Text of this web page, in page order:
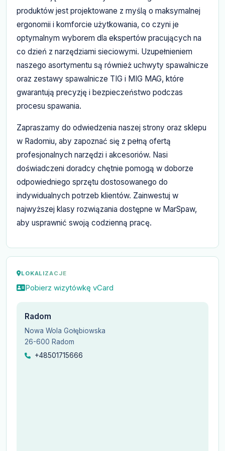
produktów jest projektowane z myślą o maksymalnej
ergonomii i komforcie użytkowania, co czyni je
optymalnym wyborem dla ekspertów pracujących na
co dzień z narzędziami sieciowymi. Uzupełnieniem
naszego asortymentu są również uchwyty spawalnicze
oraz zestawy spawalnicze TIG i MIG MAG, które
gwarantują precyzję i bezpieczeństwo podczas
procesu spawania.
Zapraszamy do odwiedzenia naszej strony oraz sklepu
w Radomiu, aby zapoznać się z pełną ofertą
profesjonalnych narzędzi i akcesoriów. Nasi
doświadczeni doradcy chętnie pomogą w doborze
odpowiedniego sprzętu dostosowanego do
indywidualnych potrzeb klientów. Zainwestuj w
najwyższej klasy rozwiązania dostępne w MarSpaw,
aby usprawnić swoją codzienną pracę.
LOKALIZACJE
Pobierz wizytówkę vCard
Radom
Nowa Wola Gołębiowska
26-600 Radom
+48501715666